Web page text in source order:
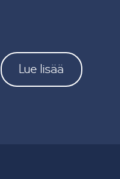
Lue lisää